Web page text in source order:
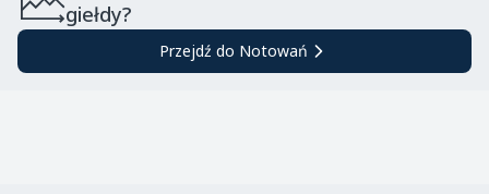
giełdy?
Przejdź do Notowań